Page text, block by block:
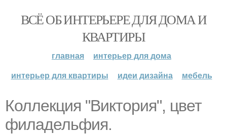
ВСЁ ОБ ИНТЕРЬЕРЕ ДЛЯ ДОМА И
КВАРТИРЫ
главная
интерьер для дома
интерьер для квартиры
идеи дизайна мебель
Коллекция "Виктория", цвет
филадельфия.